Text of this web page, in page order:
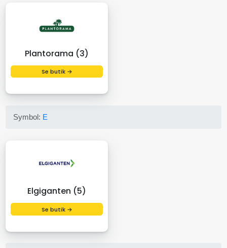
Plantorama (3)
Se butik →
Symbol: E
Elgiganten (5)
Se butik →